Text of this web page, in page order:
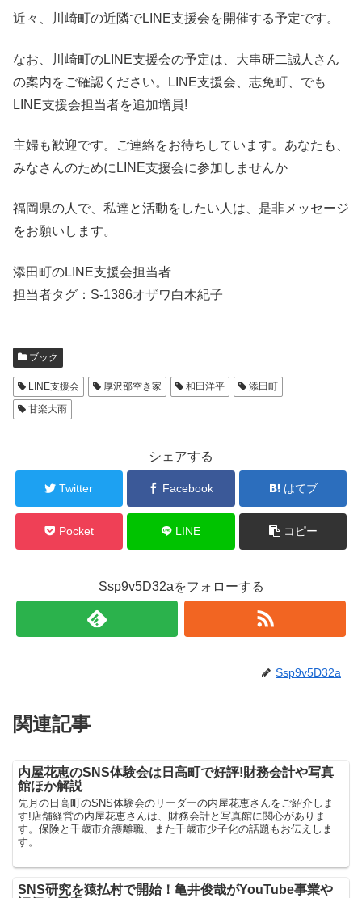
近々、川崎町の近隣でLINE支援会を開催する予定です。
なお、川崎町のLINE支援会の予定は、大串研二誠人さん
の案内をご確認ください。LINE支援会、志免町、でも
LINE支援会担当者を追加増員!
主婦も歓迎です。ご連絡をお待ちしています。あなたも、
みなさんのためにLINE支援会に参加しませんか
福岡県の人で、私達と活動をしたい人は、是非メッセージ
をお願いします。
添田町のLINE支援会担当者
担当者タグ：S-1386オザワ白木紀子
ブック
LINE支援会 厚沢部空き家 和田洋平
添田町
甘楽大雨
シェアする
Twitter Facebook はてブ
Pocket LINE コピー
Ssp9v5D32aをフォローする
Ssp9v5D32a
関連記事
内屋花恵のSNS体験会は日高町で好評!財務会計や写真
館ほか解説
先月の日高町のSNS体験会のリーダーの内屋花恵さんをご紹介しま
す!店舗経営の内屋花恵さんは、財務会計と写真館に関心がありま
す。保険と千歳市介護離職、また千歳市少子化の話題もお伝えしま
す。
SNS研究を猿払村で開始！亀井俊哉がYouTube事業や